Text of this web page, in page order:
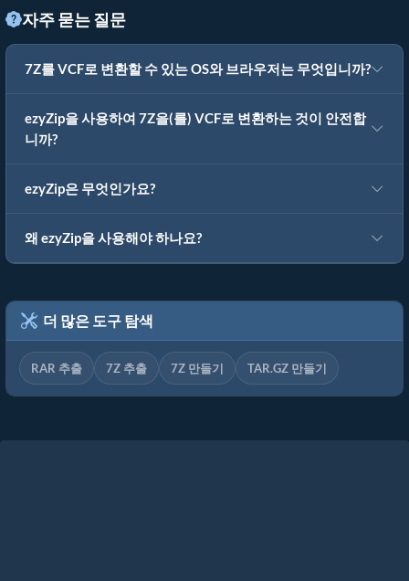
자주 묻는 질문
7Z를 VCF로 변환할 수 있는 OS와 브라우저는 무엇입니까?
ezyZip을 사용하여 7Z을(를) VCF로 변환하는 것이 안전합
니까?
ezyZip은 무엇인가요?
왜 ezyZip을 사용해야 하나요?
더 많은 도구 탐색
RAR 추출 7Z 추출 7Z 만들기 TAR.GZ 만들기